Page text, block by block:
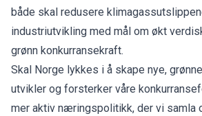
både skal redusere
industriutvikling med mål om økt
grønn konkurransekraft.
Skal Norge lykkes i å skape nye,
utvikler og forsterker våre
mer aktiv næringspolitikk, der vi samla